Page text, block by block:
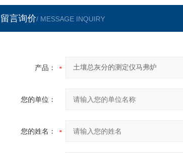
留言询价/ MESSAGE INQUIRY
产品：
您的单位：
您的姓名：